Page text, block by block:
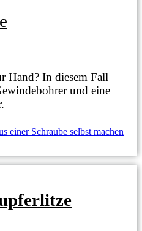
Hand? In diesem Fall
und eine